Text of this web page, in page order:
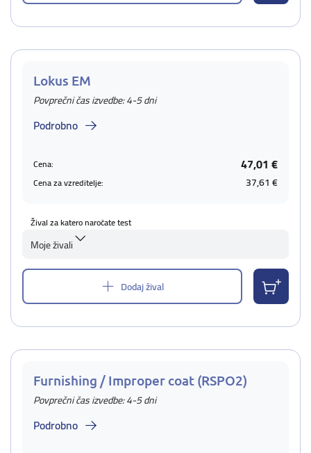
Lokus EM
Povprečni čas izvedbe: 4-5 dni
Podrobno
Cena: 47,01 €
Cena za vzreditelje: 37,61 €
Žival za katero naročate test
Moje živali
Dodaj žival
Furnishing / Improper coat (RSPO2)
Povprečni čas izvedbe: 4-5 dni
Podrobno